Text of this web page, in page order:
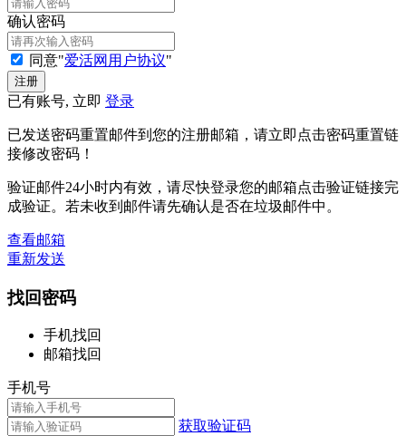
确认密码
同意"爱活网用户协议"
已有账号, 立即 登录
已发送密码重置邮件到您的注册邮箱，请立即点击密码重置链
接修改密码！
验证邮件24小时内有效，请尽快登录您的邮箱点击验证链接完
成验证。若未收到邮件请先确认是否在垃圾邮件中。
查看邮箱
重新发送
找回密码
手机找回
邮箱找回
手机号
获取验证码